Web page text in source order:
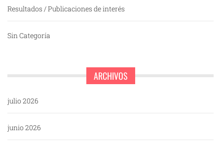
Resultados / Publicaciones de interés
Sin Categoría
ARCHIVOS
julio 2026
junio 2026